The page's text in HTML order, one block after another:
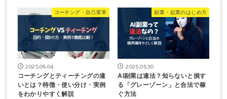
コーチング・自己変革
2025.06.04
コーチングとティーチングの違
いとは？特徴・使い分け・実例
をわかりやすく解説
副業・起業のはじめ方
2025.05.30
AI副業は違法？知らないと損す
る「グレーゾーン」と合法で稼
ぐ方法